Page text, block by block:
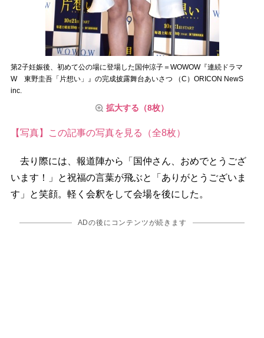
第2子妊娠後、初めて公の場に登場した国仲涼子＝WOWOW『連続ドラマ
W 東野圭吾「片想い」』の完成披露舞台あいさつ （C）ORICON NewS
inc.
拡大する（8枚）
【写真】この記事の写真を見る（全8枚）
去り際には、報道陣から「国仲さん、おめでとうござ
います！」と祝福の言葉が飛ぶと「ありがとうございま
す」と笑顔。軽く会釈をして会場を後にした。
ADの後にコンテンツが続きます